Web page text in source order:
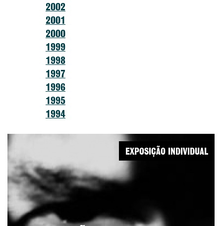
2002
2001
2000
1999
1998
1997
1996
1995
1994
EXPOSIÇÃO INDIVIDUAL